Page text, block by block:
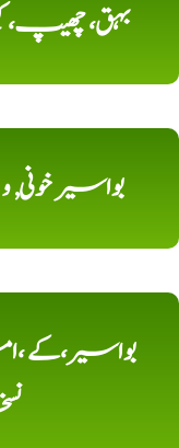
بہق،
بواسیر
بواسیر،کے